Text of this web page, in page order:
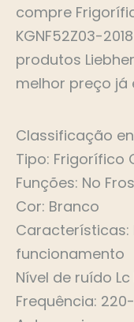
compre
KGNF52Z03-
produtos
melhor preço já
Classificação
Tipo: Frigorífico
Funções: No
Cor: Branco
Características:
funcionamento
Nível de ruído Lc
Frequência: